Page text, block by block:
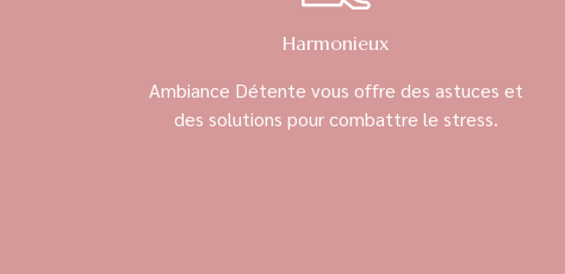
Harmonieux
Ambiance Détente vous offre des astuces et
des solutions pour combattre le stress.